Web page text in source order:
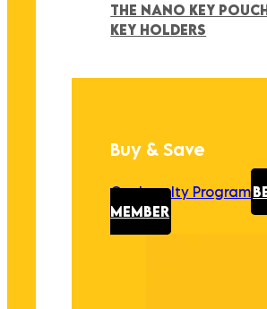
THE NANO KEY
KEY HOLDERS
Buy & Save
Our Loyalty Program
MEMBER